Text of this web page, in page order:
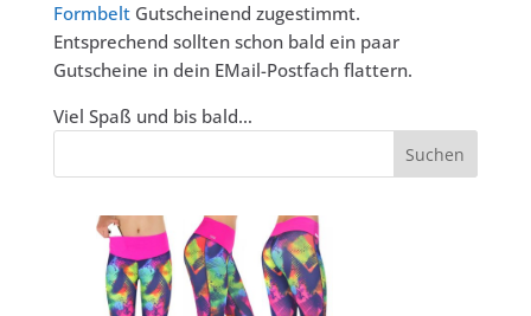
FormbeltGutscheinend zugestimmt.
Entsprechend sollten schon bald ein paar
Gutscheine in dein EMail-Postfach flattern.
Viel Spaß und bis bald…